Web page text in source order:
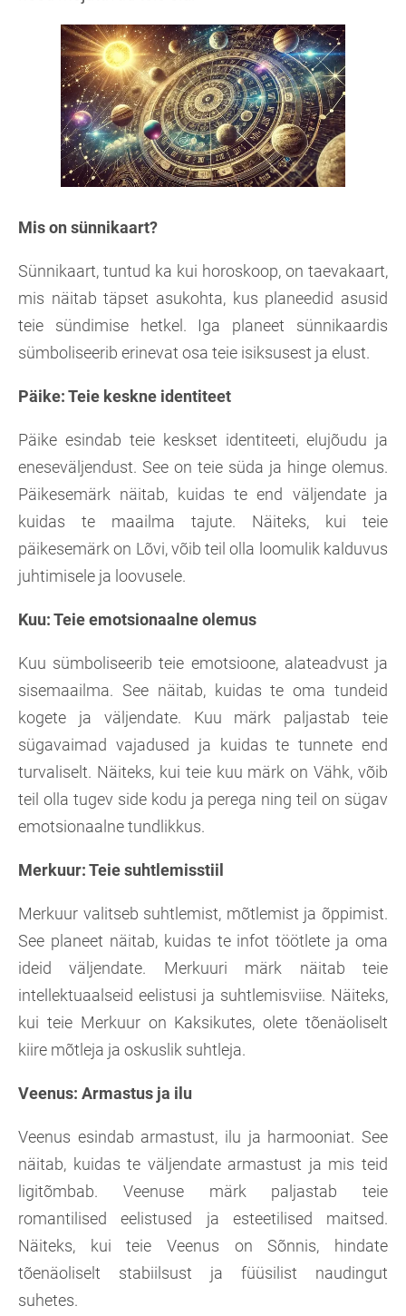
Mis on sünnikaart?
Sünnikaart, tuntud ka kui horoskoop, on taevakaart,
mis näitab täpset asukohta, kus planeedid asusid
teie sündimise hetkel. Iga planeet sünnikaardis
sümboliseerib erinevat osa teie isiksusest ja elust.
Päike: Teie keskne identiteet
Päike esindab teie keskset identiteeti, elujõudu ja
eneseväljendust. See on teie süda ja hinge olemus.
Päikesemärk näitab, kuidas te end väljendate ja
kuidas te maailma tajute. Näiteks, kui teie
päikesemärk on Lõvi, võib teil olla loomulik kalduvus
juhtimisele ja loovusele.
Kuu: Teie emotsionaalne olemus
Kuu sümboliseerib teie emotsioone, alateadvust ja
sisemaailma. See näitab, kuidas te oma tundeid
kogete ja väljendate. Kuu märk paljastab teie
sügavaimad vajadused ja kuidas te tunnete end
turvaliselt. Näiteks, kui teie kuu märk on Vähk, võib
teil olla tugev side kodu ja perega ning teil on sügav
emotsionaalne tundlikkus.
Merkuur: Teie suhtlemisstiil
Merkuur valitseb suhtlemist, mõtlemist ja õppimist.
See planeet näitab, kuidas te infot töötlete ja oma
ideid väljendate. Merkuuri märk näitab teie
intellektuaalseid eelistusi ja suhtlemisviise. Näiteks,
kui teie Merkuur on Kaksikutes, olete tõenäoliselt
kiire mõtleja ja oskuslik suhtleja.
Veenus: Armastus ja ilu
Veenus esindab armastust, ilu ja harmooniat. See
näitab, kuidas te väljendate armastust ja mis teid
ligitõmbab. Veenuse märk paljastab teie
romantilised eelistused ja esteetilised maitsed.
Näiteks, kui teie Veenus on Sõnnis, hindate
tõenäoliselt stabiilsust ja füüsilist naudingut
suhetes.